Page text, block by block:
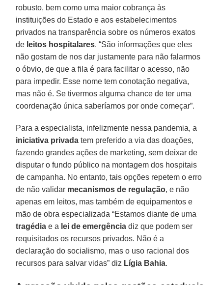
robusto, bem como uma maior cobrança às
instituições do Estado e aos estabelecimentos
privados na transparência sobre os números exatos
de leitos hospitalares. “São informações que eles
não gostam de nos dar justamente para não falarmos
o óbvio, de que a fila é para facilitar o acesso, não
para impedir. Esse nome tem conotação negativa,
mas não é. Se tivermos alguma chance de ter uma
coordenação única saberíamos por onde começar”.
Para a especialista, infelizmente nessa pandemia, a
iniciativa privada tem preferido a via das doações,
fazendo grandes ações de marketing, sem deixar de
disputar o fundo público na montagem dos hospitais
de campanha. No entanto, tais opções repetem o erro
de não validar mecanismos de regulação, e não
apenas em leitos, mas também de equipamentos e
mão de obra especializada “Estamos diante de uma
tragédia e a lei de emergência diz que podem ser
requisitados os recursos privados. Não é a
declaração do socialismo, mas o uso racional dos
recursos para salvar vidas” diz Lígia Bahia.